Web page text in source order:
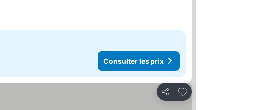
Consulter les prix
Partager
Ajouter à mes favoris